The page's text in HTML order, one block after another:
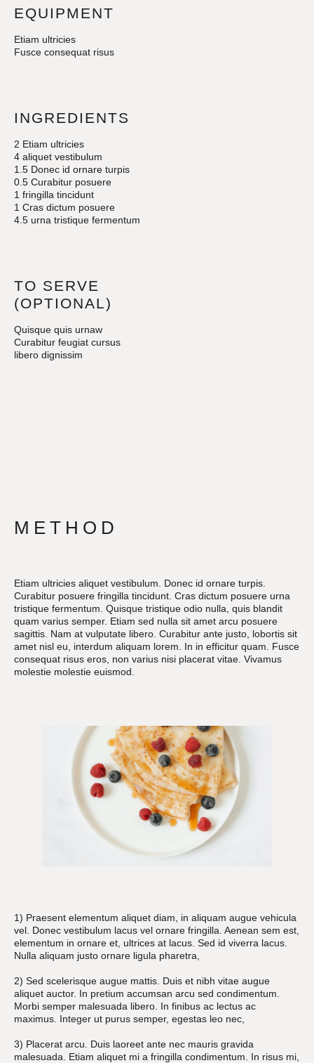
EQUIPMENT
Etiam ultricies
Fusce consequat risus
INGREDIENTS
2 Etiam ultricies
4 aliquet vestibulum
1.5 Donec id ornare turpis
0.5 Curabitur posuere
1 fringilla tincidunt
1 Cras dictum posuere
4.5 urna tristique fermentum
TO SERVE
(OPTIONAL)
Quisque quis urnaw
Curabitur feugiat cursus
libero dignissim
METHOD
Etiam ultricies aliquet vestibulum. Donec id ornare turpis.
Curabitur posuere fringilla tincidunt. Cras dictum posuere urna
tristique fermentum. Quisque tristique odio nulla, quis blandit
quam varius semper. Etiam sed nulla sit amet arcu posuere
sagittis. Nam at vulputate libero. Curabitur ante justo, lobortis sit
amet nisl eu, interdum aliquam lorem. In in efficitur quam. Fusce
consequat risus eros, non varius nisi placerat vitae. Vivamus
molestie molestie euismod.
1) Praesent elementum aliquet diam, in aliquam augue vehicula
vel. Donec vestibulum lacus vel ornare fringilla. Aenean sem est,
elementum in ornare et, ultrices at lacus. Sed id viverra lacus.
Nulla aliquam justo ornare ligula pharetra,
2) Sed scelerisque augue mattis. Duis et nibh vitae augue
aliquet auctor. In pretium accumsan arcu sed condimentum.
Morbi semper malesuada libero. In finibus ac lectus ac
maximus. Integer ut purus semper, egestas leo nec,
3) Placerat arcu. Duis laoreet ante nec mauris gravida
malesuada. Etiam aliquet mi a fringilla condimentum. In risus mi,